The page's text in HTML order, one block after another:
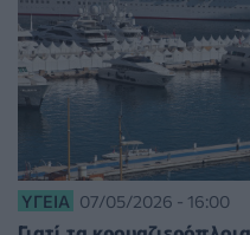
ΥΓΕΊΑ 07/05/2026 - 16:00